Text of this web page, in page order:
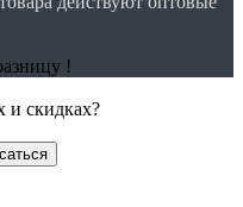
и скидках?